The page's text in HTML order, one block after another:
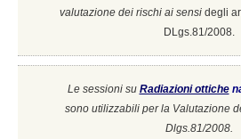
valutazione dei rischi ai sensi degli
DLgs.81/2008.
Le sessioni su Radiazioni ottiche
sono utilizzabili per la Valutazione
Dlgs.81/2008.